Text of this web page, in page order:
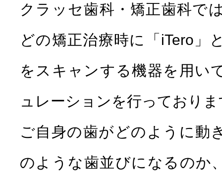
クラッセ歯科・矯正歯科で
どの矯正治療時に「iTero」
をスキャンする機器を用い
ュレーションを行っており
ご自身の歯がどのように動
のような歯並びになるのか